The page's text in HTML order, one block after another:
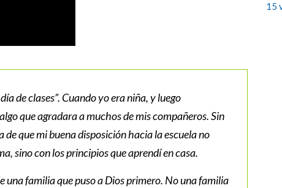
de clases”. Cuando yo era niña, y luego
que agradara a muchos de mis compañeros. Sin
que mi buena disposición hacia la escuela no
sino con los principios que aprendí en casa.
una familia que puso a Dios primero. No una familia
15